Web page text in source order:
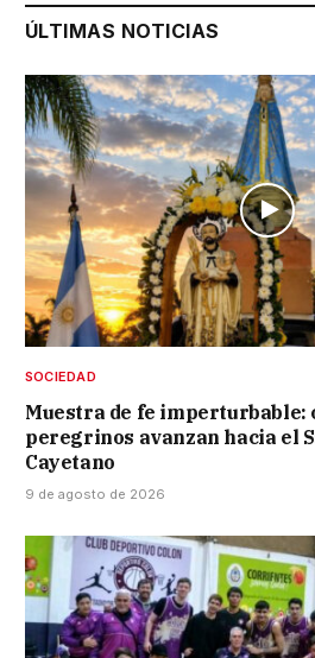
ÚLTIMAS NOTICIAS
SOCIEDAD
Muestra de fe imperturbable:
peregrinos avanzan hacia el
Cayetano
9 de agosto de 2026